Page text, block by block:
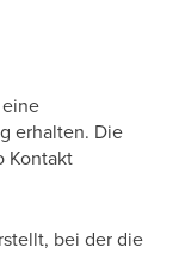
erhalten. Die
Kontakt
bei der die